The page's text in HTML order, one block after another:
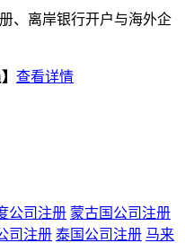
、离岸银行开户与海外企
查看详情
公司注册 蒙古国公司注册
司注册 泰国公司注册 马来